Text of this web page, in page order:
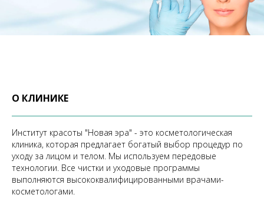
О КЛИНИКЕ
Институт красоты "Новая эра" - это косметологическая
клиника, которая предлагает богатый выбор процедур по
уходу за лицом и телом. Мы используем передовые
технологии. Все чистки и уходовые программы
выполняются высококвалифицированными врачами-
косметологами.